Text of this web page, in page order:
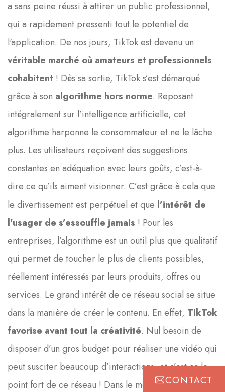
CONTACT
a sans peine réussi à attirer un public professionnel,
qui a rapidement pressenti tout le potentiel de
l'application. De nos jours, TikTok est devenu un
véritable marché où amateurs et professionnels
cohabitent ! Dès sa sortie, TikTok s’est démarqué
grâce à son algorithme hors norme. Reposant
intégralement sur l’intelligence artificielle, cet
algorithme harponne le consommateur et ne le lâche
plus. Les utilisateurs reçoivent des suggestions
constantes en adéquation avec leurs goûts, c’est-à-
dire ce qu’ils aiment visionner. C’est grâce à cela que
le divertissement est perpétuel et que l’intérêt de
l’usager de s’essouffle jamais ! Pour les
entreprises, l’algorithme est un outil plus que qualitatif
qui permet de toucher le plus de clients possibles,
réellement intéressés par leurs produits, offres ou
services. Le grand intérêt de ce réseau social se situe
dans la manière de créer le contenu. En effet, TikTok
favorise avant tout la créativité. Nul besoin de
disposer d’un gros budget pour réaliser une vidéo qui
peut susciter beaucoup d’interactions, et c’est ça le
point fort de ce réseau ! Dans le monde des réseaux